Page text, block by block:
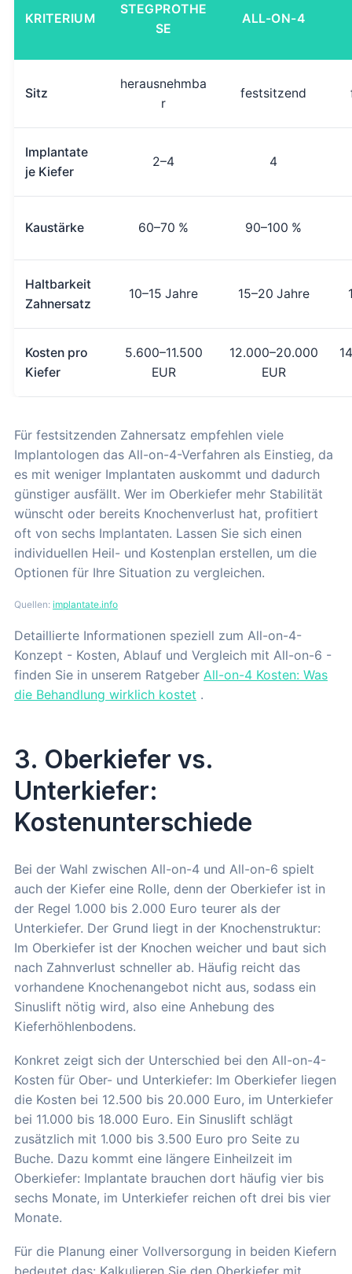
KRITERIUM
STEGPROTHE
SE
ALL-ON-4
Sitz
herausnehmba
r
festsitzend
Implantate
je Kiefer
2–4 4
Kaustärke 60–70 % 90–100 %
Haltbarkeit
Zahnersatz
10–15 Jahre 15–20 Jahre
Kosten pro
Kiefer
5.600–11.500
EUR
12.000–20.000
EUR
Für festsitzenden Zahnersatz empfehlen viele
Implantologen das All-on-4-Verfahren als Einstieg, da
es mit weniger Implantaten auskommt und dadurch
günstiger ausfällt. Wer im Oberkiefer mehr Stabilität
wünscht oder bereits Knochenverlust hat, profitiert
oft von sechs Implantaten. Lassen Sie sich einen
individuellen Heil- und Kostenplan erstellen, um die
Optionen für Ihre Situation zu vergleichen.
Quellen: implantate.info
Detaillierte Informationen speziell zum All-on-4-
Konzept - Kosten, Ablauf und Vergleich mit All-on-6 -
finden Sie in unserem Ratgeber All-on-4 Kosten: Was
die Behandlung wirklich kostet .
3. Oberkiefer vs.
Unterkiefer:
Kostenunterschiede
Bei der Wahl zwischen All-on-4 und All-on-6 spielt
auch der Kiefer eine Rolle, denn der Oberkiefer ist in
der Regel 1.000 bis 2.000 Euro teurer als der
Unterkiefer. Der Grund liegt in der Knochenstruktur:
Im Oberkiefer ist der Knochen weicher und baut sich
nach Zahnverlust schneller ab. Häufig reicht das
vorhandene Knochenangebot nicht aus, sodass ein
Sinuslift nötig wird, also eine Anhebung des
Kieferhöhlenbodens.
Konkret zeigt sich der Unterschied bei den All-on-4-
Kosten für Ober- und Unterkiefer: Im Oberkiefer liegen
die Kosten bei 12.500 bis 20.000 Euro, im Unterkiefer
bei 11.000 bis 18.000 Euro. Ein Sinuslift schlägt
zusätzlich mit 1.000 bis 3.500 Euro pro Seite zu
Buche. Dazu kommt eine längere Einheilzeit im
Oberkiefer: Implantate brauchen dort häufig vier bis
sechs Monate, im Unterkiefer reichen oft drei bis vier
Monate.
Für die Planung einer Vollversorgung in beiden Kiefern
bedeutet das: Kalkulieren Sie den Oberkiefer mit